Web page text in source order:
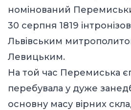
номінований
30 серпня 1819
Львівським
Левицьким.
На той час Перемиська
перебувала у дуже
основну масу вірних